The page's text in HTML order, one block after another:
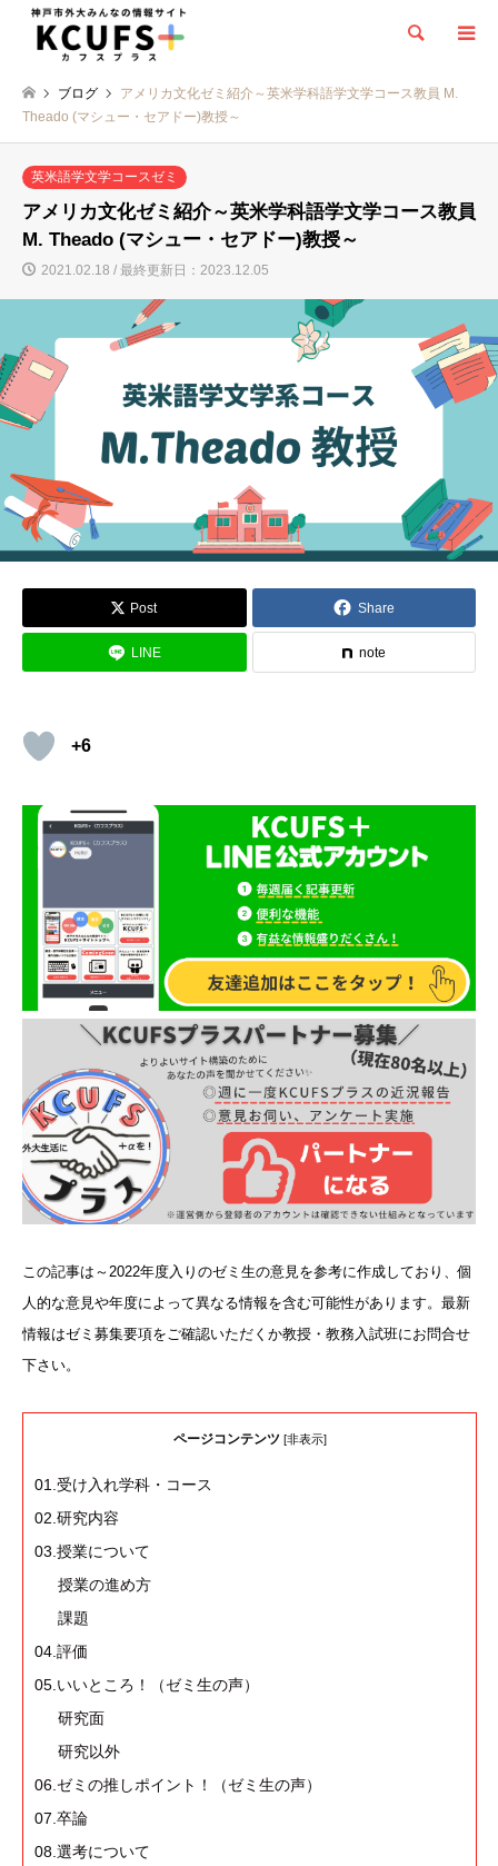
検索
ブログ
アメリカ文化ゼミ紹介～英米学科語学文学コース教員 M.
Theado (マシュー・セアドー)教授～
英米語学文学コースゼミ
アメリカ文化ゼミ紹介～英米学科語学文学コース教員
M. Theado (マシュー・セアドー)教授～
2021.02.18 / 最終更新日：2023.12.05
Post Share
LINE note
+6
この記事は～2022年度入りのゼミ生の意見を参考に作成しており、個
人的な意見や年度によって異なる情報を含む可能性があります。最新
情報はゼミ募集要項をご確認いただくか教授・教務入試班にお問合せ
下さい。
ページコンテンツ [非表示]
01.受け入れ学科・コース
02.研究内容
03.授業について
授業の進め方
課題
04.評価
05.いいところ！（ゼミ生の声）
研究面
研究以外
06.ゼミの推しポイント！（ゼミ生の声）
07.卒論
08.選考について